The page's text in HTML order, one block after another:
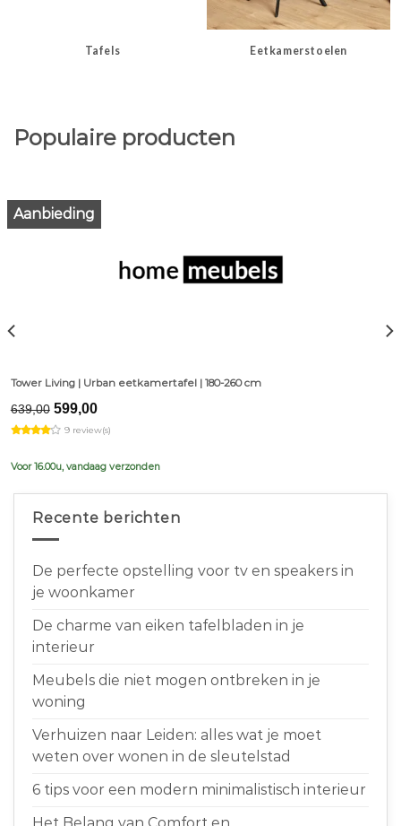
Tafels Eetkamerstoelen
Populaire producten
Aanbieding
Tower Living | Urban eetkamertafel | 180-260 cm
639,00 Original
price
was:
599,00Current
is:
9 review(s)
Voor 16.00u, vandaag verzonden
Recente berichten
De perfecte opstelling voor tv en speakers in
je woonkamer
De charme van eiken tafelbladen in je
interieur
Meubels die niet mogen ontbreken in je
woning
Verhuizen naar Leiden: alles wat je moet
weten over wonen in de sleutelstad
6 tips voor een modern minimalistisch interieur